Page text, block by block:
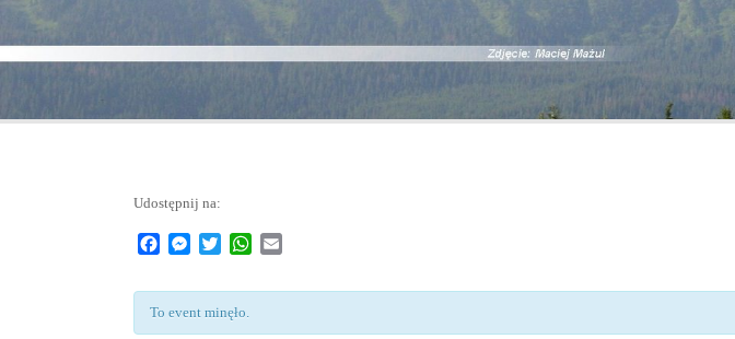
Udostępnij na:
FacebookMessenger
TwitterWhatsApp
To event minęło.